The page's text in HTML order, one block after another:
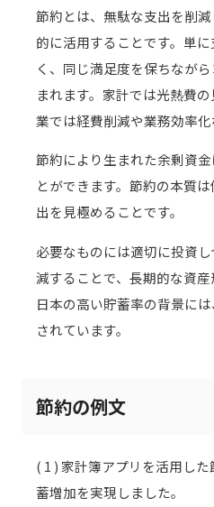
節約とは、無駄な支出を削
的に活用することです。単
く、同じ満足度を保ちなが
まれます。家計では光熱費
業では経費削減や業務効率化
節約により生まれた余剰資
とができます。節約の本質
出を見極めることです。
必要なものには適切に投資
減することで、長期的な資産
日本の高い貯蓄率の背景に
されています。
節約の例文
( 1 ) 家計簿アプリを活用し
蓄増加を実現しました。